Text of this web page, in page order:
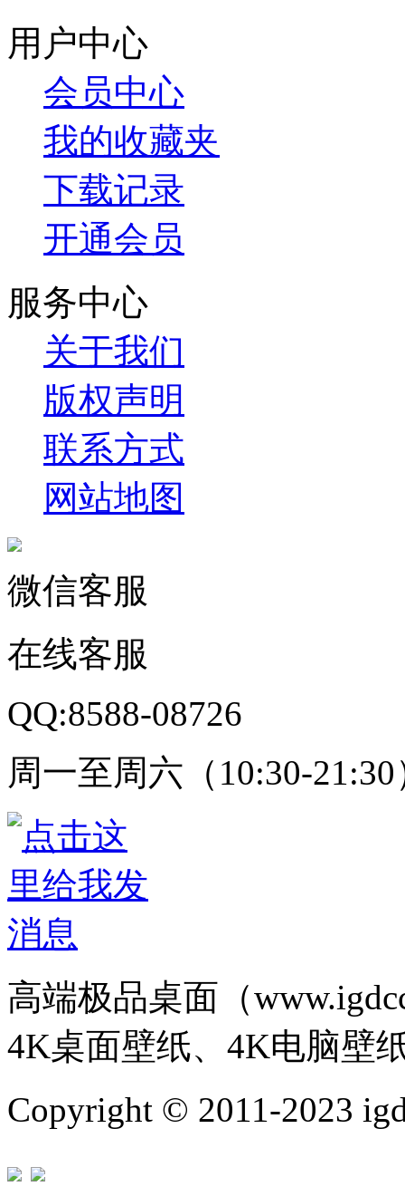
用户中心
会员中心
我的收藏夹
下载记录
开通会员
服务中心
关于我们
版权声明
联系方式
网站地图
微信客服
在线客服
QQ:8588-08726
周一至周六（10:30-21:30
高端极品桌面（
4K桌面壁纸、4K电脑壁
Copyright © 2011-2023